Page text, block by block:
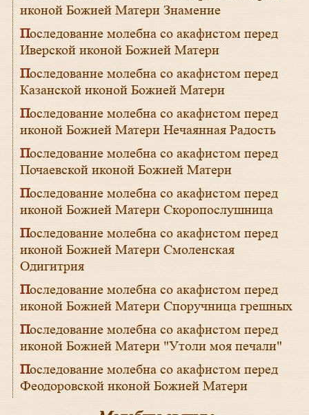
иконой Божией Матери Знамение
Последование молебна со акафистом перед
Иверской иконой Божией Матери
Последование молебна со акафистом перед
Казанской иконой Божией Матери
Последование молебна со акафистом перед
иконой Божией Матери Нечаянная Радость
Последование молебна со акафистом перед
Почаевской иконой Божией Матери
Последование молебна со акафистом перед
иконой Божией Матери Скоропослушница
Последование молебна со акафистом перед
иконой Божией Матери Смоленская
Одигитрия
Последование молебна со акафистом перед
иконой Божией Матери Споручница грешных
Последование молебна со акафистом перед
иконой Божией Матери "Утоли моя печали"
Последование молебна со акафистом перед
Феодоровской иконой Божией Матери